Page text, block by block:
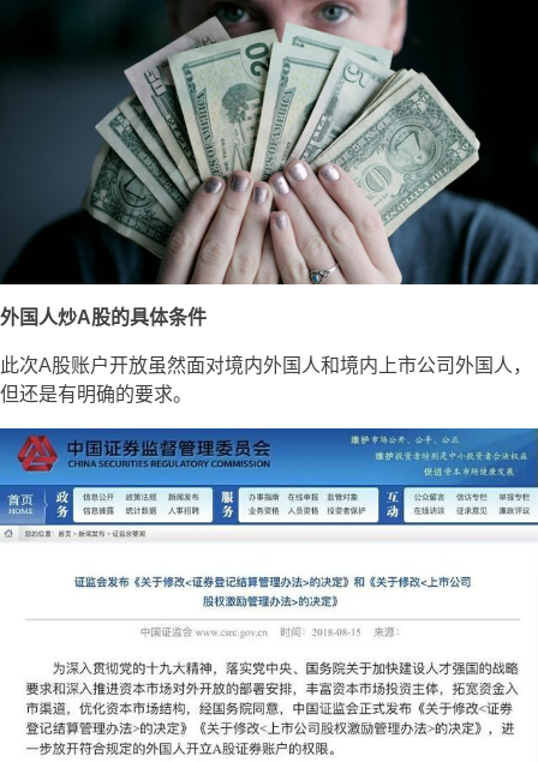
外国人炒A股的具体条件
此次A股账户开放虽然面对境内外国人和境内上市公司外国人，
但还是有明确的要求。